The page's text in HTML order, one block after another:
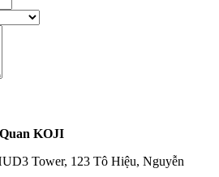
KOJI
Tower, 123 Tô Hiệu, Nguyễn